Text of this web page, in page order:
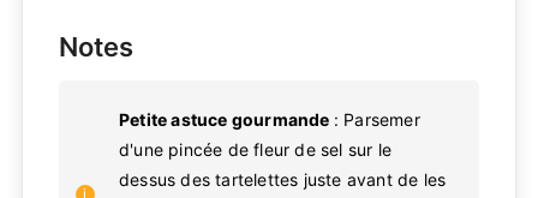
Notes
Petite astuce gourmande : Parsemer
d'une pincée de fleur de sel sur le
dessus des tartelettes juste avant de les